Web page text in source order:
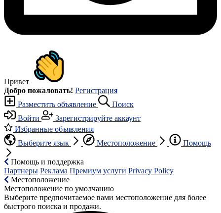
Привет
Добро пожаловать! Регистрация
Разместить объявление
Поиск
Войти
Зарегистрируйте аккаунт
Избранные объявления
Выберите язык
Местоположение Помощь
Помощь и поддержка
Партнеры Реклама Премиум услуги Privacy Policy
Местоположение
Местоположение по умолчанию
Выберите предпочитаемое вами местоположение для более
быстрого поиска и продажи.